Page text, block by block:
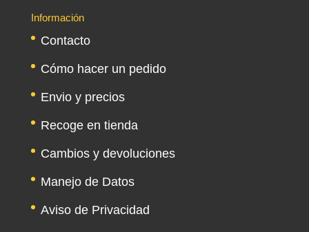
Información
Contacto
Cómo hacer un pedido
Envio y precios
Recoge en tienda
Cambios y devoluciones
Manejo de Datos
Aviso de Privacidad